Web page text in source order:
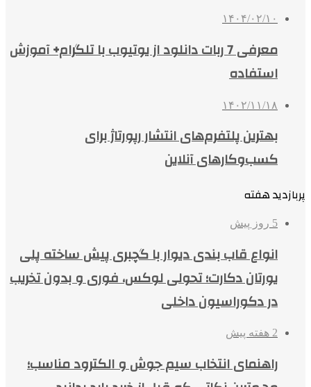
۱۴۰۴/۰۲/۱۰
معرفی 7 ربات دانلود از یوتیوب با تلگرام+ آموزش
استفاده
۱۴۰۲/۱۱/۱۸
بهترین پلتفرم‌های انتشار رپورتاژ برای
کسب‌وکارهای آنلاین
پربازدید هفته
5 روز پیش
انواع قاب بندی دیوار با گچبری پیش ساخته پلی
یورتان دکارت؛ تحولی لوکس، فوری و بدون تخریب
در دکوراسیون داخلی
2 هفته پیش
راهنمای انتخاب سیم جوش و الکترود مناسب؛